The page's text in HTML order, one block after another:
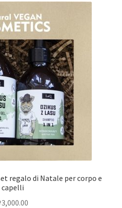
regalo di Natale per corpo e
capelli
3,000.00